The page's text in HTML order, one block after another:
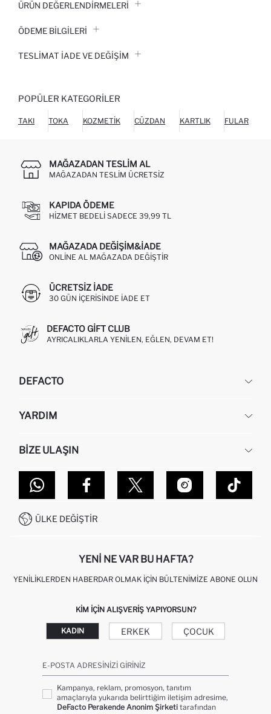
ÜRÜN DEĞERLENDİRMELERİ
ÖDEME BİLGİLERİ
TESLIMAT İADE VE DEĞIŞIM
POPÜLER KATEGORILER
TAKI TOKA KOZMETIK CÜZDAN KARTLIK FULAR
MAĞAZADAN TESLIM AL
MAĞAZADAN TESLIM ÜCRETSIZ
KAPIDA ÖDEME
HIZMET BEDELI SADECE 39,99 TL
MAĞAZADA DEĞIŞIM&İADE
ONLINE AL MAĞAZADA DEĞIŞTIR
ÜCRETSIZ IADE
30 GÜN IÇERISINDE IADE ET
DEFACTO GIFT CLUB
AYRICALIKLARLA YENILEN, EĞLEN, DEVAM ET!
DEFACTO
HAKKIMIZDA
KURUMSAL SATIŞ
DEFACTO TEKNOLOJI
SITEMAP
YARDIM
SIPARIŞIMI NASIL TAKIP EDERIM?
NASIL İADE EDERIM?
GIFT CLUB SIKÇA SORULAN SORULAR
İŞLEM REHBERI
KAMPANYALAR
BIZE ULAŞIN
MAĞAZALARIMIZ
İLETIŞIM FORMU
0850 333 22 86
ÜLKE DEĞIŞTIR
YENI NE VAR BU HAFTA?
YENILIKLERDEN HABERDAR OLMAK İÇIN BÜLTENIMIZE ABONE OLUN
KIM IÇIN ALIŞVERIŞ YAPIYORSUN?
KADIN ERKEK ÇOCUK
E-POSTA ADRESINIZI GIRINIZ
Kampanya, reklam, promosyon, tanıtım
amaçlarıyla yukarıda belirttiğim iletişim adresime,
DeFacto Perakende Anonim Şirketi tarafından